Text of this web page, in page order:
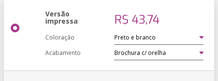
Versão
impressa R$ 43,74
Coloração
Acabamento